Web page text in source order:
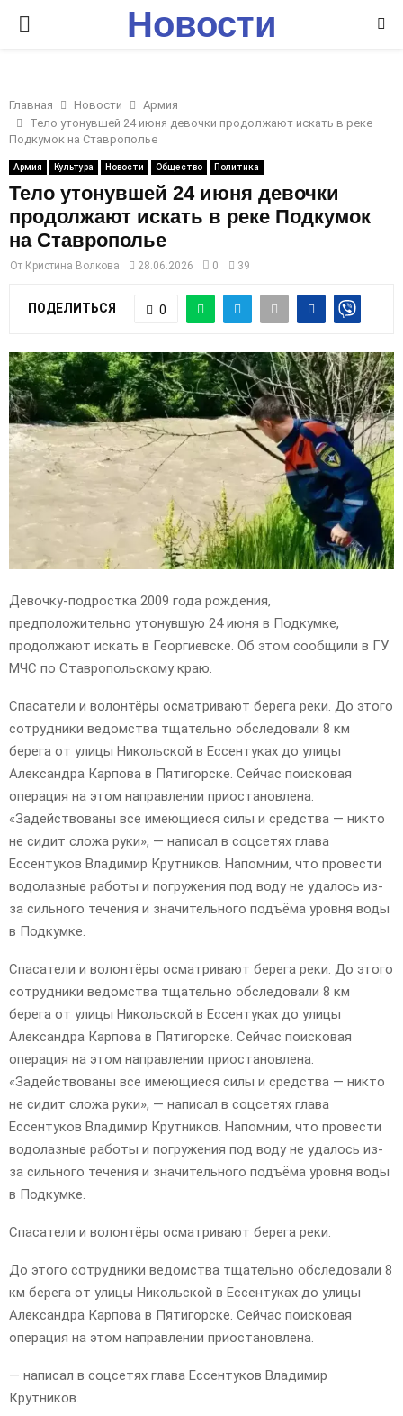
P
I
M
A
R
Y
M
E
N
U
Новости
Главная Новости
Армия
Тело утонувшей 24 июня девочки продолжают искать в реке
Подкумок на Ставрополье
Армия Культура Новости Общество Политика
Тело утонувшей 24 июня девочки
продолжают искать в реке Подкумок
на Ставрополье
От Кристина Волкова 28.06.2026 0 39
ПОДЕЛИТЬСЯ 0
Девочку-подростка 2009 года рождения,
предположительно утонувшую 24 июня в Подкумке,
продолжают искать в Георгиевске. Об этом сообщили в ГУ
МЧС по Ставропольскому краю.
Спасатели и волонтёры осматривают берега реки. До этого
сотрудники ведомства тщательно обследовали 8 км
берега от улицы Никольской в Ессентуках до улицы
Александра Карпова в Пятигорске. Сейчас поисковая
операция на этом направлении приостановлена.
«Задействованы все имеющиеся силы и средства — никто
не сидит сложа руки», — написал в соцсетях глава
Ессентуков Владимир Крутников. Напомним, что провести
водолазные работы и погружения под воду не удалось из-
за сильного течения и значительного подъёма уровня воды
в Подкумке.
Спасатели и волонтёры осматривают берега реки. До этого
сотрудники ведомства тщательно обследовали 8 км
берега от улицы Никольской в Ессентуках до улицы
Александра Карпова в Пятигорске. Сейчас поисковая
операция на этом направлении приостановлена.
«Задействованы все имеющиеся силы и средства — никто
не сидит сложа руки», — написал в соцсетях глава
Ессентуков Владимир Крутников. Напомним, что провести
водолазные работы и погружения под воду не удалось из-
за сильного течения и значительного подъёма уровня воды
в Подкумке.
Спасатели и волонтёры осматривают берега реки.
До этого сотрудники ведомства тщательно обследовали 8
км берега от улицы Никольской в Ессентуках до улицы
Александра Карпова в Пятигорске. Сейчас поисковая
операция на этом направлении приостановлена.
— написал в соцсетях глава Ессентуков Владимир
Крутников.